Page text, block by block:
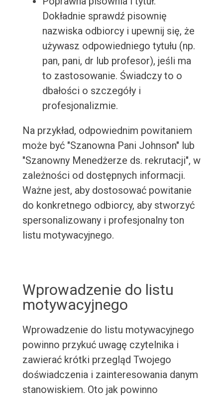
Dokładnie sprawdź pisownię
nazwiska odbiorcy i upewnij się, że
używasz odpowiedniego tytułu (np.
pan, pani, dr lub profesor), jeśli ma
to zastosowanie. Świadczy to o
dbałości o szczegóły i
profesjonalizmie.
Na przykład, odpowiednim powitaniem
może być "Szanowna Pani Johnson" lub
"Szanowny Menedżerze ds. rekrutacji", w
zależności od dostępnych informacji.
Ważne jest, aby dostosować powitanie
do konkretnego odbiorcy, aby stworzyć
spersonalizowany i profesjonalny ton
listu motywacyjnego.
Wprowadzenie do listu
motywacyjnego
Wprowadzenie do listu motywacyjnego
powinno przykuć uwagę czytelnika i
zawierać krótki przegląd Twojego
doświadczenia i zainteresowania danym
stanowiskiem. Oto jak powinno